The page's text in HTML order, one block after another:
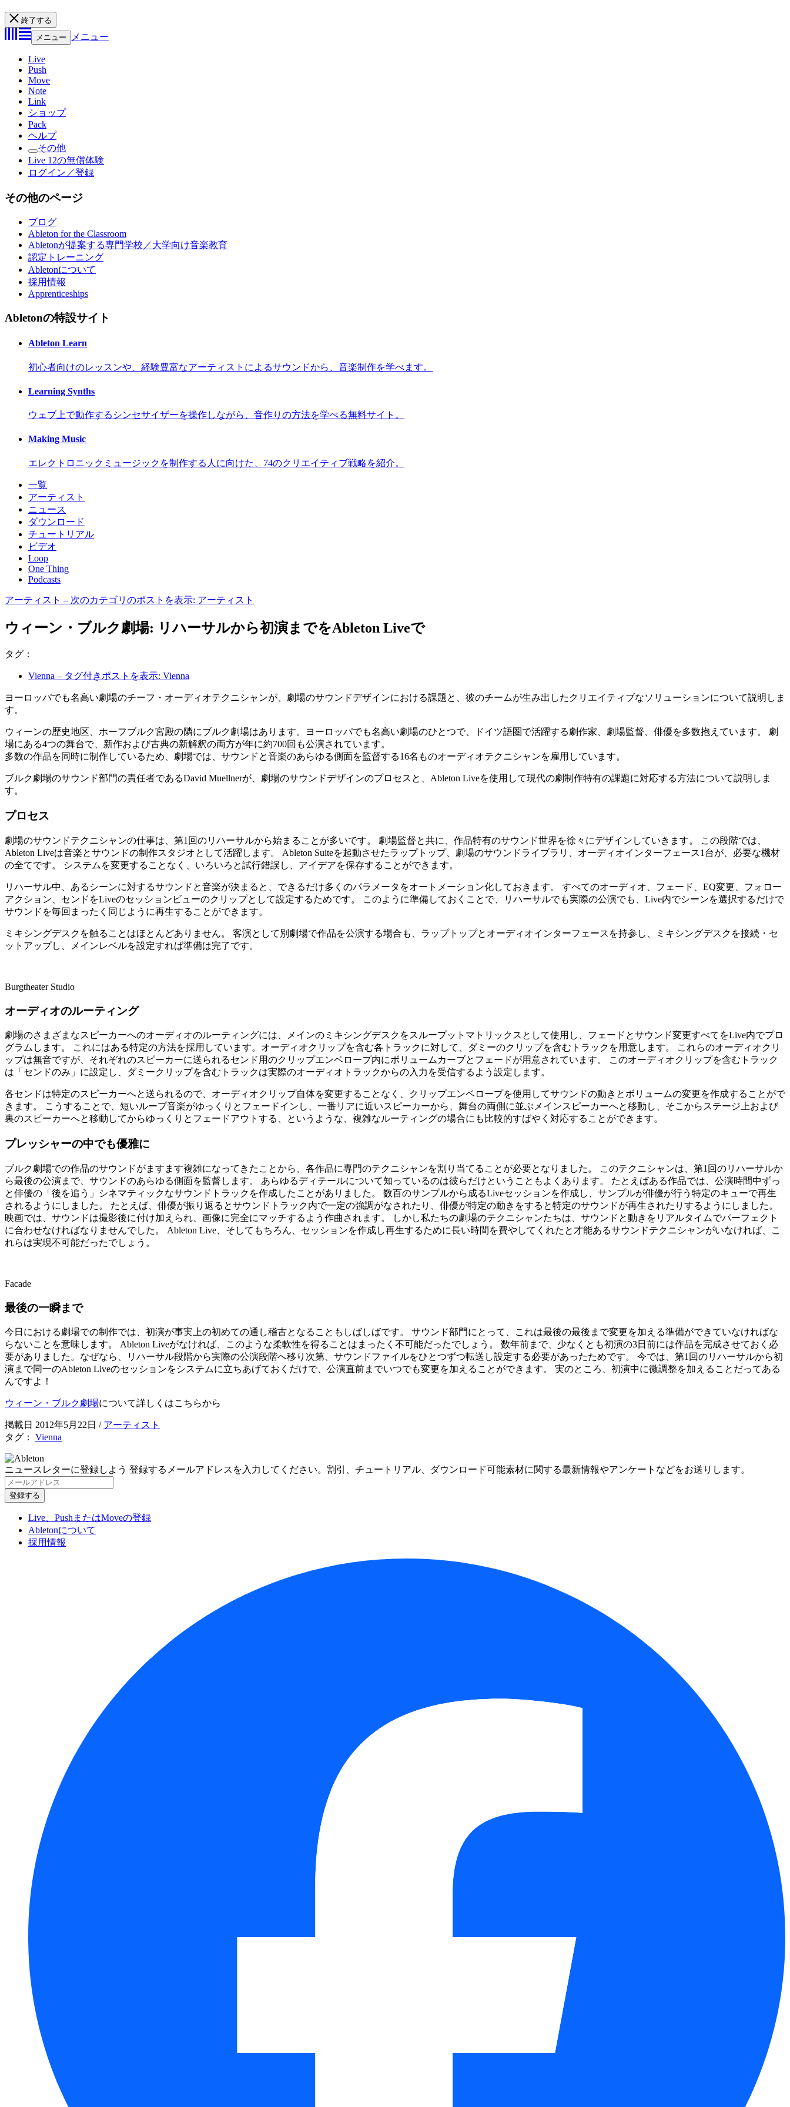
終了する
メニュー
メニュー
Live
Push
Move
Note
Link
ショップ
Pack
ヘルプ
その他
Live 12の無償体験
ログイン／登録
その他のページ
ブログ
Ableton for the Classroom
Abletonが提案する専門学校／大学向け音楽教育
認定トレーニング
Abletonについて
採用情報
Apprenticeships
Abletonの特設サイト
Ableton Learn
初心者向けのレッスンや、経験豊富なアーティストによるサウンドから、音楽制作を学べます。
Learning Synths
ウェブ上で動作するシンセサイザーを操作しながら、音作りの方法を学べる無料サイト。
Making Music
エレクトロニックミュージックを制作する人に向けた、74のクリエイティブ戦略を紹介。
一覧
アーティスト
ニュース
ダウンロード
チュートリアル
ビデオ
Loop
One Thing
Podcasts
アーティスト – 次のカテゴリのポストを表示: アーティスト
ウィーン・ブルク劇場: リハーサルから初演までをAbleton Liveで
タグ：
Vienna – タグ付きポストを表示: Vienna
ヨーロッパでも名高い劇場のチーフ・オーディオテクニシャンが、劇場のサウンドデザインにおける課題と、彼のチームが生み出したクリエイティブなソリューションについて説明しま
す。
ウィーンの歴史地区、ホーフブルク宮殿の隣にブルク劇場はあります。ヨーロッパでも名高い劇場のひとつで、ドイツ語圏で活躍する劇作家、劇場監督、俳優を多数抱えています。 劇
場にある4つの舞台で、新作および古典の新解釈の両方が年に約700回も公演されています。
多数の作品を同時に制作しているため、劇場では、サウンドと音楽のあらゆる側面を監督する16名ものオーディオテクニシャンを雇用しています。
ブルク劇場のサウンド部門の責任者であるDavid Muellnerが、劇場のサウンドデザインのプロセスと、Ableton Liveを使用して現代の劇制作特有の課題に対応する方法について説明しま
す。
プロセス
劇場のサウンドテクニシャンの仕事は、第1回のリハーサルから始まることが多いです。 劇場監督と共に、作品特有のサウンド世界を徐々にデザインしていきます。 この段階では、
Ableton Liveは音楽とサウンドの制作スタジオとして活躍します。 Ableton Suiteを起動させたラップトップ、劇場のサウンドライブラリ、オーディオインターフェース1台が、必要な機材
の全てです。 システムを変更することなく、いろいろと試行錯誤し、アイデアを保存することができます。
リハーサル中、あるシーンに対するサウンドと音楽が決まると、できるだけ多くのパラメータをオートメーション化しておきます。 すべてのオーディオ、フェード、EQ変更、フォロー
アクション、センドをLiveのセッションビューのクリップとして設定するためです。 このように準備しておくことで、リハーサルでも実際の公演でも、Live内でシーンを選択するだけで
サウンドを毎回まったく同じように再生することができます。
ミキシングデスクを触ることはほとんどありません。 客演として別劇場で作品を公演する場合も、ラップトップとオーディオインターフェースを持参し、ミキシングデスクを接続・セ
ットアップし、メインレベルを設定すれば準備は完了です。
Burgtheater Studio
オーディオのルーティング
劇場のさまざまなスピーカーへのオーディオのルーティングには、メインのミキシングデスクをスループットマトリックスとして使用し、フェードとサウンド変更すべてをLive内でプロ
グラムします。 これにはある特定の方法を採用しています。オーディオクリップを含む各トラックに対して、ダミーのクリップを含むトラックを用意します。 これらのオーディオクリ
ップは無音ですが、それぞれのスピーカーに送られるセンド用のクリップエンベロープ内にボリュームカーブとフェードが用意されています。 このオーディオクリップを含むトラック
は「センドのみ」に設定し、ダミークリップを含むトラックは実際のオーディオトラックからの入力を受信するよう設定します。
各センドは特定のスピーカーへと送られるので、オーディオクリップ自体を変更することなく、クリップエンベロープを使用してサウンドの動きとボリュームの変更を作成することがで
きます。 こうすることで、短いループ音楽がゆっくりとフェードインし、一番リアに近いスピーカーから、舞台の両側に並ぶメインスピーカーへと移動し、そこからステージ上および
裏のスピーカーへと移動してからゆっくりとフェードアウトする、というような、複雑なルーティングの場合にも比較的すばやく対応することができます。
プレッシャーの中でも優雅に
ブルク劇場での作品のサウンドがますます複雑になってきたことから、各作品に専門のテクニシャンを割り当てることが必要となりました。 このテクニシャンは、第1回のリハーサルか
ら最後の公演まで、サウンドのあらゆる側面を監督します。 あらゆるディテールについて知っているのは彼らだけということもよくあります。 たとえばある作品では、公演時間中ずっ
と俳優の「後を追う」シネマティックなサウンドトラックを作成したことがありました。 数百のサンプルから成るLiveセッションを作成し、サンプルが俳優が行う特定のキューで再生
されるようにしました。 たとえば、俳優が振り返るとサウンドトラック内で一定の強調がなされたり、俳優が特定の動きをすると特定のサウンドが再生されたりするようにしました。
映画では、サウンドは撮影後に付け加えられ、画像に完全にマッチするよう作曲されます。 しかし私たちの劇場のテクニシャンたちは、サウンドと動きをリアルタイムでパーフェクト
に合わせなければなりませんでした。 Ableton Live、そしてもちろん、セッションを作成し再生するために長い時間を費やしてくれたと才能あるサウンドテクニシャンがいなければ、こ
れらは実現不可能だったでしょう。
Facade
最後の一瞬まで
今日における劇場での制作では、初演が事実上の初めての通し稽古となることもしばしばです。 サウンド部門にとって、これは最後の最後まで変更を加える準備ができていなければな
らないことを意味します。 Ableton Liveがなければ、このような柔軟性を得ることはまったく不可能だったでしょう。 数年前まで、少なくとも初演の3日前には作品を完成させておく必
要がありました。なぜなら、リハーサル段階から実際の公演段階へ移り次第、サウンドファイルをひとつずつ転送し設定する必要があったためです。 今では、第1回のリハーサルから初
演まで同一のAbleton Liveのセッションをシステムに立ちあげておくだけで、公演直前までいつでも変更を加えることができます。 実のところ、初演中に微調整を加えることだってある
んですよ！
ウィーン・ブルク劇場について詳しくはこちらから
掲載日 2012年5月22日 / アーティスト
タグ： Vienna
ニュースレターに登録しよう 登録するメールアドレスを入力してください。割引、チュートリアル、ダウンロード可能素材に関する最新情報やアンケートなどをお送りします。
Live、PushまたはMoveの登録
Abletonについて
採用情報